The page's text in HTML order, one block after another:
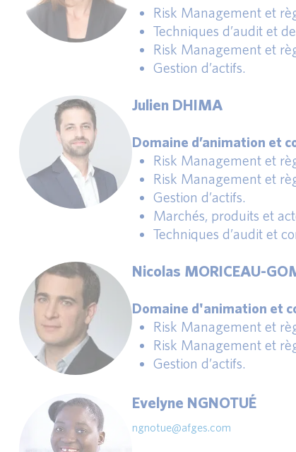
Risk Management et
Techniques d’audit et
Risk Management et
Gestion d’actifs.
Julien DHIMA
Domaine d’animation et
Risk Management et
Risk Management et
Gestion d’actifs.
Marchés, produits et
Techniques d’audit et
Nicolas MORICEAU-
Domaine d'animation et
Risk Management et
Risk Management et
Gestion d’actifs.
Evelyne NGNOTUÉ
ngnotue@afges.com